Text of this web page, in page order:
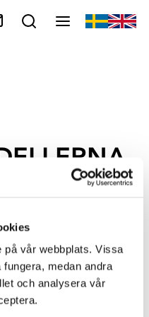
på vår webbplats. Vissa
medan andra
och analysera vår